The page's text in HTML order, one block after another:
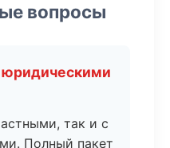
вопросы
юридическими
так и с
Полный пакет